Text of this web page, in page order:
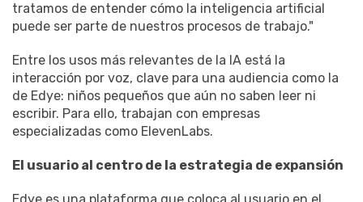
tratamos de entender cómo la inteligencia artificial
puede ser parte de nuestros procesos de trabajo."
Entre los usos más relevantes de la IA está la
interacción por voz, clave para una audiencia como la
de Edye: niños pequeños que aún no saben leer ni
escribir. Para ello, trabajan con empresas
especializadas como ElevenLabs.
El usuario al centro de la estrategia de expansión